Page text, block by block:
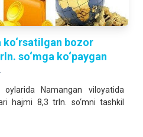
bozor
so‘mga ko‘paygan
Namangan viloyatida
hajmi 8,3 trln. so‘mni tashkil